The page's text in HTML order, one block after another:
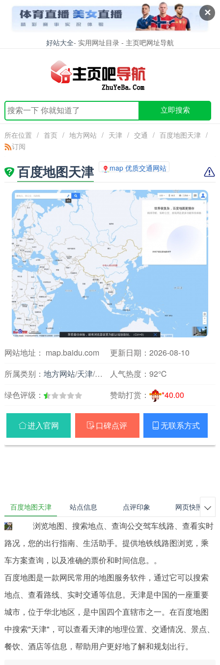
✕
好站大全- 实用网址目录 - 主页吧网址导航
立即搜索
所在位置 / 首页 / 地方网站 / 天津 / 交通 / 百度地图天津 /
订阅
百度地图天津 map 优质交通网站
网站地址： map.baidu.com
更新日期：2026-08-10
所属类别： 地方网站/天津/交通 人气热度： 92℃
绿色评级：
赞助打赏： *40.00
进入官网  口碑点评  无联系方式
百度地图天津 站点信息 点评印象 网页快照 
浏览地图、搜索地点、查询公交驾车线路、查看实时
路况，您的出行指南、生活助手。提供地铁线路图浏览，乘
车方案查询，以及准确的票价和时间信息。。
百度地图是一款网民常用的地图服务软件，通过它可以搜索
地点、查看路线、实时交通等信息。天津是中国的一座重要
城市，位于华北地区，是中国四个直辖市之一。在百度地图
中搜索"天津"，可以查看天津的地理位置、交通情况、景点、
餐饮、酒店等信息，帮助用户更好地了解和规划出行。